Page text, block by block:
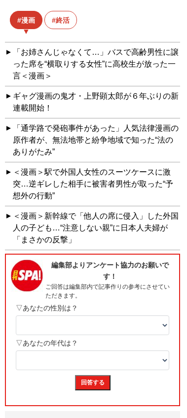
漫画 終活
「お姉さんじゃなくて…」バスで高齢男性に譲
った席を“横取りする女性”に高校生が放った一
言＜漫画＞
ギャグ漫画の鬼才・上野顕太郎が６年ぶりの新
連載開始！
「通学路で発砲事件があった」人気法律漫画の
原作者が、無法地帯と紛争地域で知った“法の
ありがたみ”
＜漫画＞駅で外国人女性のスーツケースに激
突…逆ギレした相手に被害者男性が取った“予
想外の行動”
＜漫画＞新幹線で「他人の席に侵入」した外国
人の子ども…“注意しない親”に日本人夫婦が
「まさかの反撃」